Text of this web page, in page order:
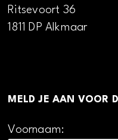
Ritsevoort 36
1811 DP Alkmaar
MELD JE AAN VOOR
Voornaam: